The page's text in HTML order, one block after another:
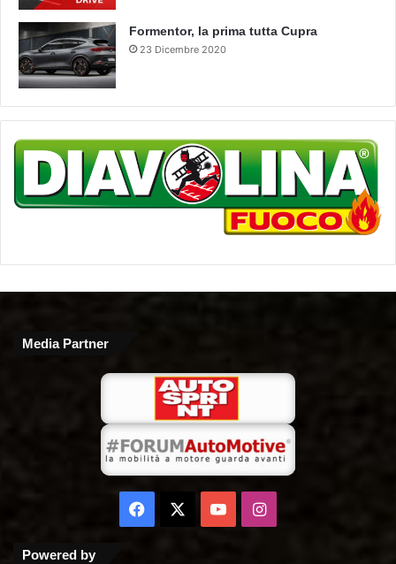
Formentor, la prima tutta Cupra
23 Dicembre 2020
Media Partner
Facebook
You Instagram
Powered by